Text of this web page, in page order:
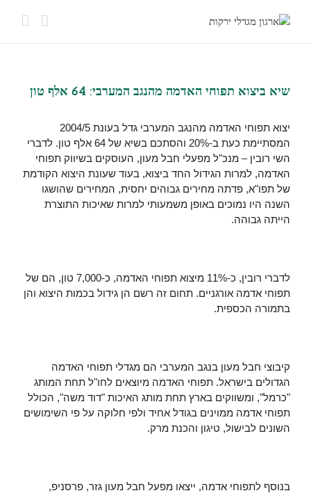
שיא ביצוא תפוחי האדמה מהנגב המערבי: 64 אלף טון
יצוא תפוחי האדמה מהנגב המערבי גדל בעונת 2004/5
המסתיימת כעת ב-20% והסתכם בשיא של 64 אלף טון. לדברי
השי רובין – מנכ"ל מפעלי חבל מעון, העוסקים בשיווק תפוחי
האדמה, למרות הגידול החד ביצוא, בעוד שעונת היצוא הקודמת
של תפו"א, פדתה מחירים גבוהים יחסית, המחירים שהושגו
השנה היו נמוכים באופן משמעותי למרות שאיכות התוצרת
הייתה גבוהה.
לדברי רובין, כ-11% מיצוא תפוחי האדמה, כ-7,000 טון, הם של
תפוחי אדמה אורגניים. תחום זה רשם הן גידול בכמות היצוא והן
בתמורה הכספית.
קיבוצי חבל מעון בנגב המערבי הם מגדלי תפוחי האדמה
הגדולים בישראל. תפוחי האדמה מיוצאים לחו"ל תחת המותג
"כרמל", ומשווקים בארץ תחת מותג האיכות "דוד משה", הכולל
תפוחי אדמה ממוינים בגודל אחיד ולפי חלוקה על פי השימושים
השונים לבישול, טיגון והכנת מרק.
בנוסף לתפוחי אדמה, ייצאו מפעל חבל מעון גזר, פרסניפ,